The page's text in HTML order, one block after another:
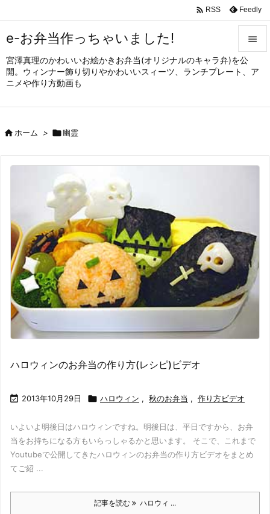
e-お弁当作っちゃいました!
宮澤真理のかわいいお絵かきお弁当(オリジナルのキャラ弁)を公
開。ウィンナー飾り切りやかわいいスィーツ、ランチプレート、ア
ニメや作り方動画も


メニュ
サイド

次へ
 RSS Feedly
ホーム > 幽霊
ハロウィンのお弁当の作り方(レシピ)ビデオ
 2013年10月29日  ハロウィン , 秋のお弁当 , 作り方ビデオ
いよいよ明後日はハロウィンですね。明後日は、平日ですから、お弁
当をお持ちになる方もいらっしゃるかと思います。 そこで、これまで
Youtubeで公開してきたハロウィンのお弁当の作り方ビデオをまとめ
てご紹 ...
記事を読む ハロウィ ...